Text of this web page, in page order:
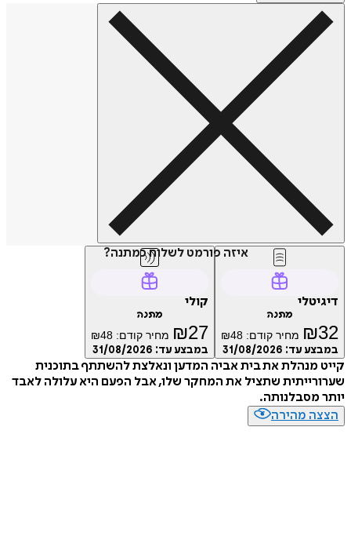
איזה פורמט לשלוח כמתנה?
₪ מחיר קודם: ₪48
עד:31/08/2026
₪ 27 מחיר קודם: ₪48
במבצע עד:31/08/2026
מנהלת את בית אביה המדען ונאלצת להשתתף בתוכנית
שתציל את המחקר שלו, אבל הפעם היא עלולה לאבד
מסבלנותה.
מהירה